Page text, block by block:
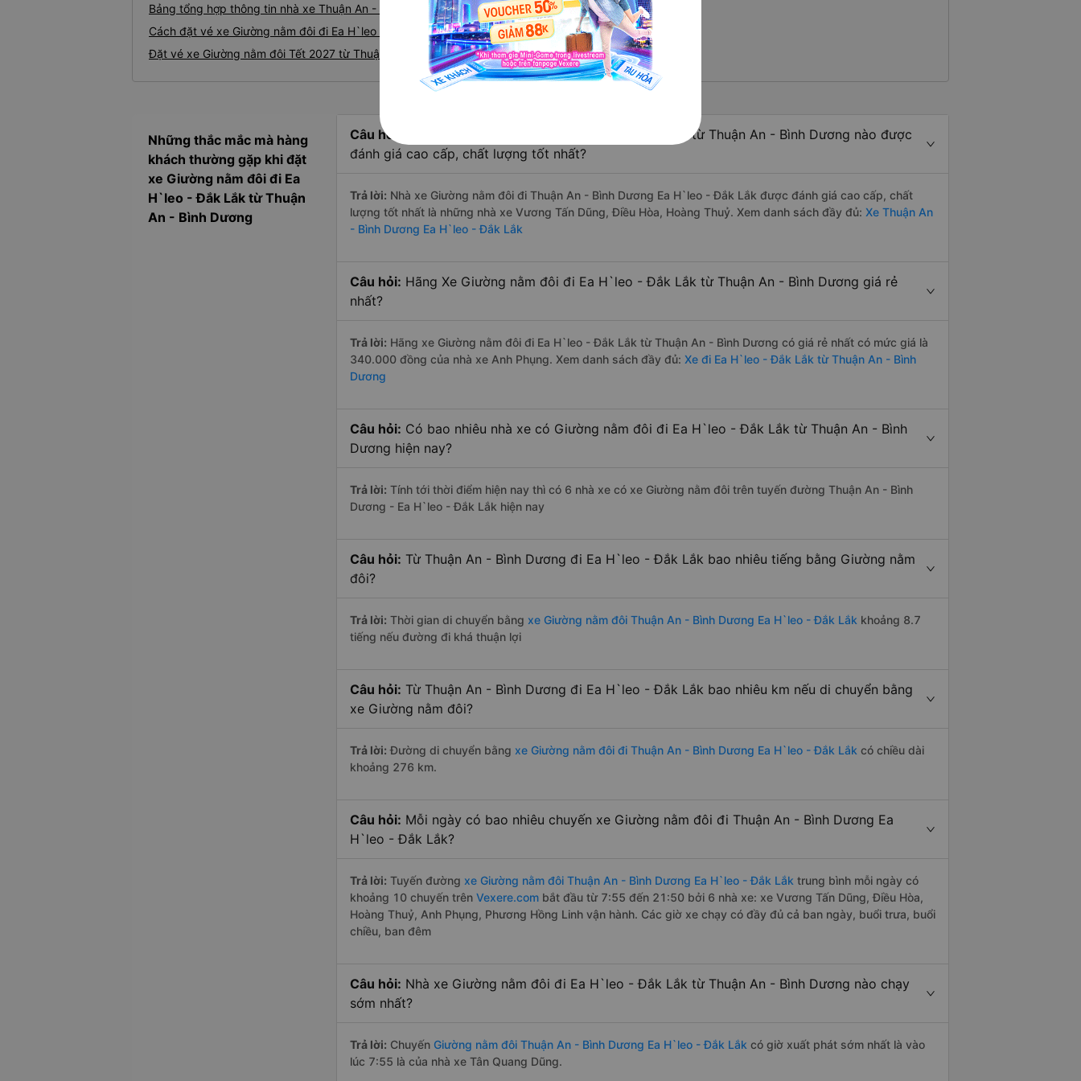
Bảng tổng hợp thông tin nhà xe Thuận An - Ea H`leo
Cách đặt vé xe Giường nằm đôi đi Ea H`leo từ Thuận An nhanh và uy tín nhất
Đặt vé xe Giường nằm đôi Tết 2027 từ Thuận An đi Ea H`leo
Những thắc mắc mà hàng
khách thường gặp khi đặt
xe Giường nằm đôi đi Ea
H`leo - Đắk Lắk từ Thuận
An - Bình Dương
Câu hỏi:
Nhà xe Giường nằm đôi đi Ea H`leo - Đắk Lắk từ Thuận An - Bình Dương nào được
đánh giá cao cấp, chất lượng tốt nhất?
Trả lời: Nhà xe Giường nằm đôi đi Thuận An - Bình Dương Ea H`leo - Đắk Lắk được đánh giá cao cấp, chất
lượng tốt nhất là những nhà xe Vương Tấn Dũng, Điều Hòa, Hoàng Thuỷ. Xem danh sách đầy đủ: Xe Thuận An
- Bình Dương Ea H`leo - Đắk Lắk
Câu hỏi: Hãng Xe Giường nằm đôi đi Ea H`leo - Đắk Lắk từ Thuận An - Bình Dương giá rẻ
nhất?
Trả lời: Hãng xe Giường nằm đôi đi Ea H`leo - Đắk Lắk từ Thuận An - Bình Dương có giá rẻ nhất có mức giá là
340.000 đồng của nhà xe Anh Phụng. Xem danh sách đầy đủ: Xe đi Ea H`leo - Đắk Lắk từ Thuận An - Bình
Dương
Câu hỏi: Có bao nhiêu nhà xe có Giường nằm đôi đi Ea H`leo - Đắk Lắk từ Thuận An - Bình
Dương hiện nay?
Trả lời: Tính tới thời điểm hiện nay thì có 6 nhà xe có xe Giường nằm đôi trên tuyến đường Thuận An - Bình
Dương - Ea H`leo - Đắk Lắk hiện nay
Câu hỏi: Từ Thuận An - Bình Dương đi Ea H`leo - Đắk Lắk bao nhiêu tiếng bằng Giường nằm
đôi?
Trả lời: Thời gian di chuyển bằng xe Giường nằm đôi Thuận An - Bình Dương Ea H`leo - Đắk Lắk khoảng 8.7
tiếng nếu đường đi khá thuận lợi
Câu hỏi: Từ Thuận An - Bình Dương đi Ea H`leo - Đắk Lắk bao nhiêu km nếu di chuyển bằng
xe Giường nằm đôi?
Trả lời: Đường di chuyển bằng xe Giường nằm đôi đi Thuận An - Bình Dương Ea H`leo - Đắk Lắk có chiều dài
khoảng 276 km.
Câu hỏi: Mỗi ngày có bao nhiêu chuyến xe Giường nằm đôi đi Thuận An - Bình Dương Ea
H`leo - Đắk Lắk?
Trả lời: Tuyến đường xe Giường nằm đôi Thuận An - Bình Dương Ea H`leo - Đắk Lắk trung bình mỗi ngày có
khoảng 10 chuyến trên Vexere.com bắt đầu từ 7:55 đến 21:50 bởi 6 nhà xe: xe Vương Tấn Dũng, Điều Hòa,
Hoàng Thuỷ, Anh Phụng, Phương Hồng Linh vận hành. Các giờ xe chạy có đầy đủ cả ban ngày, buổi trưa, buổi
chiều, ban đêm
Câu hỏi: Nhà xe Giường nằm đôi đi Ea H`leo - Đắk Lắk từ Thuận An - Bình Dương nào chạy
sớm nhất?
Trả lời: Chuyến Giường nằm đôi Thuận An - Bình Dương Ea H`leo - Đắk Lắk có giờ xuất phát sớm nhất là vào
lúc 7:55 là của nhà xe Tân Quang Dũng.